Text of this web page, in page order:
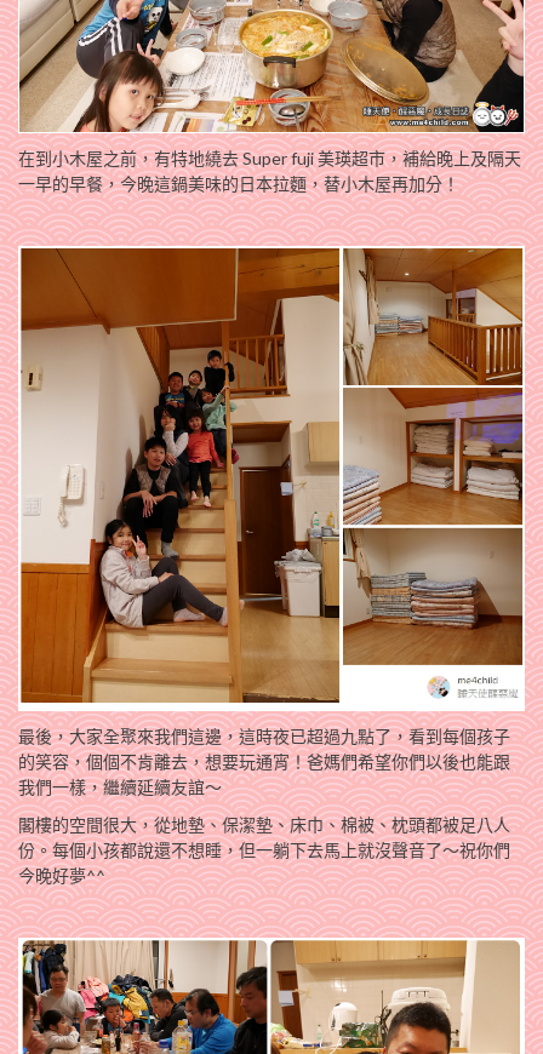
在到小木屋之前，有特地繞去 Super fuji 美瑛超市，補給晚上及隔天
一早的早餐，今晚這鍋美味的日本拉麵，替小木屋再加分！
最後，大家全聚來我們這邊，這時夜已超過九點了，看到每個孩子
的笑容，個個不肯離去，想要玩通宵！爸媽們希望你們以後也能跟
我們一樣，繼續延續友誼～
閣樓的空間很大，從地墊、保潔墊、床巾、棉被、枕頭都被足八人
份。每個小孩都說還不想睡，但一躺下去馬上就沒聲音了～祝你們
今晚好夢^^